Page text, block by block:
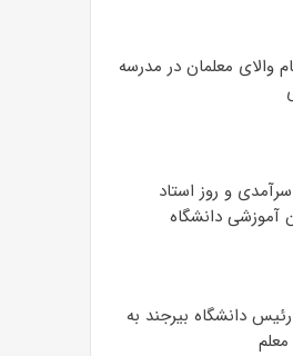
والای معلمان در مدرسه
و روز استاد
آموزشی دانشگاه
دانشگاه بیرجند به